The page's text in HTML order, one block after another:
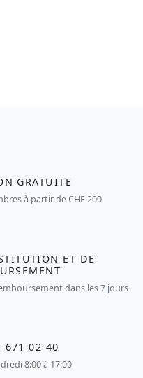
GRATUITE
à partir de CHF 200
ET DE
dans les 7 jours
671 02 40
8:00 à 17:00